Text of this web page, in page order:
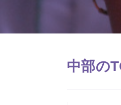
中部の